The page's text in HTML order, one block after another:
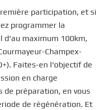
participation, et si
programmer la
maximum 100km,
Champex-
Faites-en l’objectif de
en charge
de préparation, en vous
de régénération. Et